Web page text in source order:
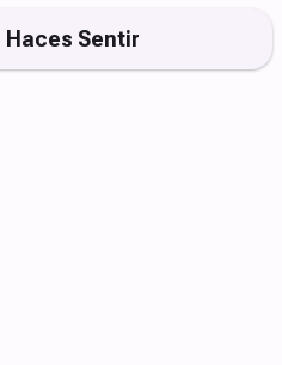
Haces Sentir